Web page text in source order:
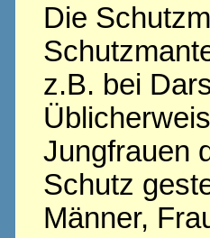
Die
z.B. bei
Jungfrauen
Schutz
Männer,